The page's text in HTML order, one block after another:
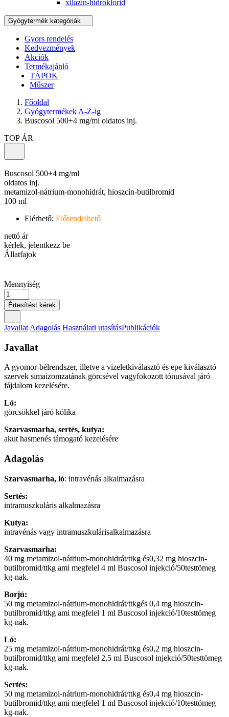
xilazin-hidroklorid
Gyógytermék kategóriák
Gyors rendelés
Kedvezmények
Akciók
Termékajánló
TÁPOK
Műszer
Főoldal
Gyógytermékek A-Z-ig
Buscosol 500+4 mg/ml oldatos inj.
TOP ÁR
Buscosol 500+4 mg/ml
oldatos inj.
metamizol-nátrium-monohidrát, hioszcin-butilbromid
100 ml
Elérhető: Előrendelhető
nettó ár
kérlek, jelentkezz be
Állatfajok
Mennyiség
Értesítést kérek
Javallat Adagolás Használati utasításPublikációk
Javallat
A gyomor-bélrendszer, illetve a vizeletkiválasztó és epe kiválasztó
szervek simaizomzatának görcsével vagyfokozott tónusával járó
fájdalom kezelésére.
Ló:
görcsökkel járó kólika
Szarvasmarha, sertés, kutya:
akut hasmenés támogató kezelésére
Adagolás
Szarvasmarha, ló: intravénás alkalmazásra
Sertés:
intramuszkuláris alkalmazásra
Kutya:
intravénás vagy intramuszkulárisalkalmazásra
Szarvasmarha:
40 mg metamizol-nátrium-monohidrát/ttkg és0,32 mg hioszcin-
butilbromid/ttkg ami megfelel 4 ml Buscosol injekció/50testtömeg
kg-nak.
Borjú:
50 mg metamizol-nátrium-monohidrát/ttkgés 0,4 mg hioszcin-
butilbromid/ttkg ami megfelel 1 ml Buscosol injekció/10testtömeg
kg-nak.
Ló:
25 mg metamizol-nátrium-monohidrát/ttkg és0,2 mg hioszcin-
butilbromid/ttkg ami megfelel 2,5 ml Buscosol injekció/50testtömeg
kg-nak.
Sertés:
50 mg metamizol-nátrium-monohidrát/ttkg és0,4 mg hioszcin-
butilbromid/ttkg ami megfelel 1 ml Buscosol injekció/10testtömeg
kg-nak.